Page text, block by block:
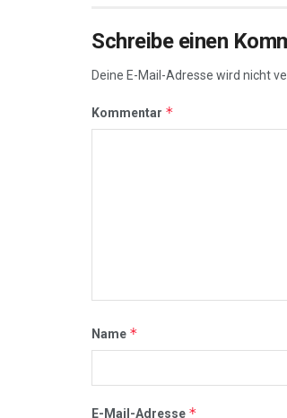
Schreibe einen
Deine E-Mail-Adresse wird nicht
Kommentar *
Name *
E-Mail-Adresse *